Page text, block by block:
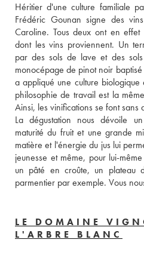
Héritier d'une culture familiale
Frédéric Gounan signe des
Caroline. Tous deux ont en
dont les vins proviennent. Un
par des sols de lave et des
monocépage de pinot noir
a appliqué une culture
philosophie de travail est la
Ainsi, les vinifications se font sans
La dégustation nous dévoile
maturité du fruit et une grande
matière et l'énergie du jus lui
jeunesse et même, pour lui-
un pâté en croûte, un plateau
parmentier par exemple. Vous
LE DOMAINE
L'ARBRE BLANC